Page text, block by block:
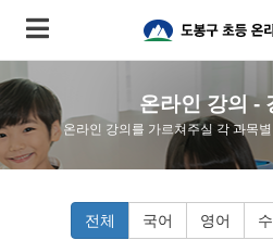
온라인 강의 -
온라인 강의를 가르쳐주실 각 과목
전체 국어 영어